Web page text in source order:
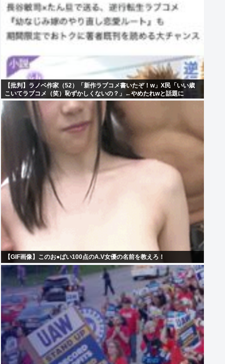
【批判】ラノベ作家（52）「新作ラブコメ書いたぞ！w」X民「いい歳
こいてラブコメ（笑）恥ずかしくないの？」←やめたれwと話題に
【GIF画像】このお●ぱい100点のA.V女優の名前を教えろ！